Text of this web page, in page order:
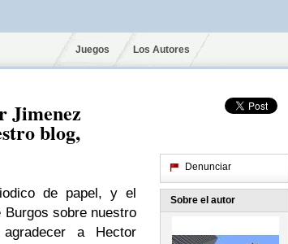
Juegos Los Autores
Jimenez
blog,
de papel, y el
sobre nuestro
a Hector
Denunciar
Sobre el autor